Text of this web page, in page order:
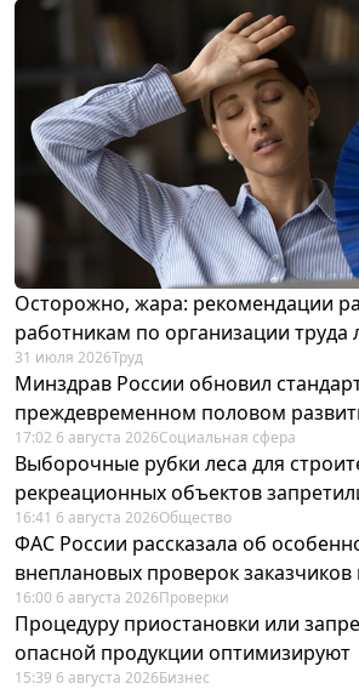
Осторожно, жара: рекомендации
работникам по организации труда
31 июля 2026Труд
Минздрав России обновил
преждевременном половом
17:02 6 августа 2026Социальная сфера
Выборочные рубки леса для
рекреационных объектов
16:41 6 августа 2026Общество
ФАС России рассказала об
внеплановых проверок
16:00 6 августа 2026Проверки
Процедуру приостановки или
опасной продукции оптимизируют
15:39 6 августа 2026Бизнес